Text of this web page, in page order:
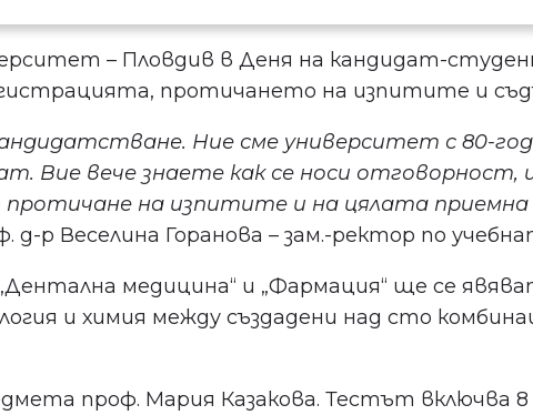
– Пловдив в Деня на кандидат-
протичането на изпитите и
Ние сме университет с
Вие вече знаете как се носи
на изпитите и на цялата приемна
р Веселина Горанова – зам.-ректор по
медицина“ и „Фармация“ ще се
и химия между създадени над сто
проф. Мария Казакова. Тестът включва